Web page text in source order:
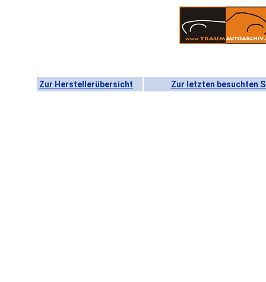
Zur Herstellerübersicht Zur letzten besuchten